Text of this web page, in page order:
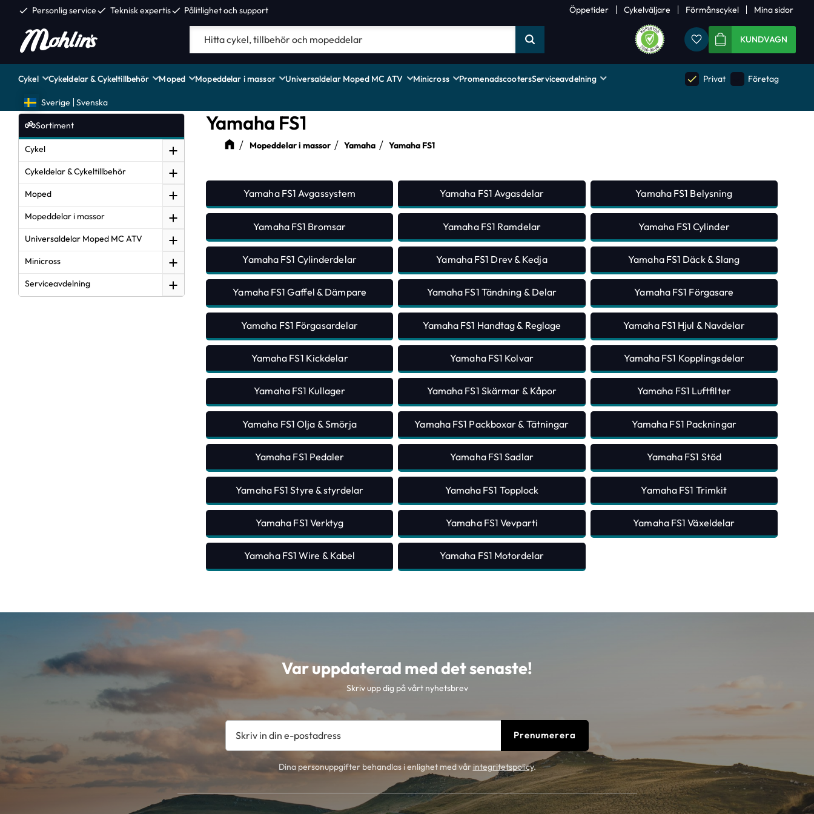
check Personlig servicecheck Teknisk expertischeck Pålitlighet och support Öppetider Cykelväljare Förmånscykel Mina sidor
FavoriterKUNDVAGN
Cykel Cykeldelar & Cykeltillbehör Moped Mopeddelar i massor Universaldelar Moped MC ATV Minicross PromenadscootersServiceavdelning done Privat Företag
Sverige Svenska
Yamaha FS1
Mopeddelar i massor Yamaha Yamaha FS1
Yamaha FS1 Avgassystem Yamaha FS1 Avgasdelar Yamaha FS1 Belysning
Yamaha FS1 Bromsar Yamaha FS1 Ramdelar Yamaha FS1 Cylinder
Yamaha FS1 Cylinderdelar Yamaha FS1 Drev & Kedja Yamaha FS1 Däck & Slang
Yamaha FS1 Gaffel & Dämpare Yamaha FS1 Tändning & Delar Yamaha FS1 Förgasare
Yamaha FS1 Förgasardelar Yamaha FS1 Handtag & Reglage Yamaha FS1 Hjul & Navdelar
Yamaha FS1 Kickdelar Yamaha FS1 Kolvar Yamaha FS1 Kopplingsdelar
Yamaha FS1 Kullager Yamaha FS1 Skärmar & Kåpor Yamaha FS1 Luftfilter
Yamaha FS1 Olja & Smörja Yamaha FS1 Packboxar & Tätningar Yamaha FS1 Packningar
Yamaha FS1 Pedaler Yamaha FS1 Sadlar Yamaha FS1 Stöd
Yamaha FS1 Styre & styrdelar Yamaha FS1 Topplock Yamaha FS1 Trimkit
Yamaha FS1 Verktyg Yamaha FS1 Vevparti Yamaha FS1 Växeldelar
Yamaha FS1 Wire & Kabel Yamaha FS1 Motordelar
Sortiment
Cykel
Cykeldelar & Cykeltillbehör
Moped
Mopeddelar i massor
Universaldelar Moped MC ATV
Minicross
Serviceavdelning
Var uppdaterad med det senaste!
Skriv upp dig på vårt nyhetsbrev
Prenumerera
Dina personuppgifter behandlas i enlighet med vårintegritetspolicy.